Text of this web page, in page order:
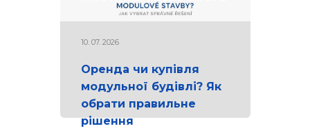
10. 07. 2026
Оренда чи купівля
модульної будівлі? Як
обрати правильне
рішення